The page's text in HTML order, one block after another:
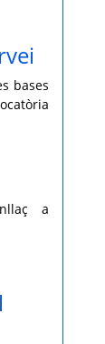
bases
a